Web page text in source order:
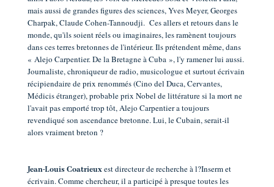
mais aussi de grandes figures des sciences, Yves Meyer, Georges
Charpak, Claude Cohen-Tannoudji. Ces allers et retours dans le
monde, qu'ils soient réels ou imaginaires, les ramènent toujours
dans ces terres bretonnes de l'intérieur. Ils prétendent même, dans
« Alejo Carpentier. De la Bretagne à Cuba », l'y ramener lui aussi.
Journaliste, chroniqueur de radio, musicologue et surtout écrivain
récipiendaire de prix renommés (Cino del Duca, Cervantes,
Médicis étranger), probable prix Nobel de littérature si la mort ne
l'avait pas emporté trop tôt, Alejo Carpentier a toujours
revendiqué son ascendance bretonne. Lui, le Cubain, serait-il
alors vraiment breton ?
Jean-Louis Coatrieux est directeur de recherche à l?Inserm et
écrivain. Comme chercheur, il a participé à presque toutes les